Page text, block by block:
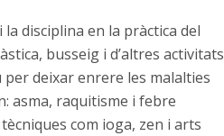
la disciplina en la pràctica del
busseig i d’altres activitats
per deixar enrere les malalties
asma, raquitisme i febre
com ioga, zen i arts